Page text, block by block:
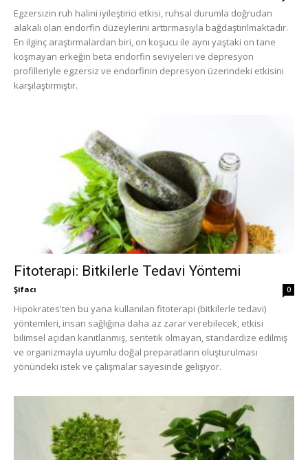
Egzersizin ruh halini iyileştirici etkisi, ruhsal durumla doğrudan
alakalı olan endorfin düzeylerini arttırmasıyla bağdaştırılmaktadır.
En ilginç araştırmalardan biri, on koşucu ile aynı yaştaki on tane
koşmayan erkeğin beta endorfin seviyeleri ve depresyon
profilleriyle egzersiz ve endorfinin depresyon üzerindeki etkisini
karşılaştırmıştır.
Fitoterapi: Bitkilerle Tedavi Yöntemi
Şifacı 0
Hipokrates'ten bu yana kullanılan fitoterapi (bitkilerle tedavi)
yöntemleri, insan sağlığına daha az zarar verebilecek, etkisi
bilimsel açıdan kanıtlanmış, sentetik olmayan, standardize edilmiş
ve organizmayla uyumlu doğal preparatların oluşturulması
yönündeki istek ve çalışmalar sayesinde gelişiyor.